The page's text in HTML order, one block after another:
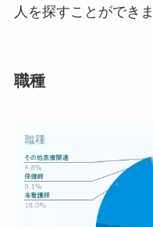
人を探すことができま
職種